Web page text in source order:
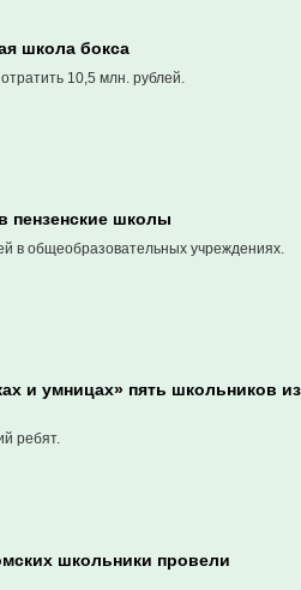
школа бокса
10,5 млн. рублей.
пензенские школы
в общеобразовательных учреждениях.
и умницах» пять школьников из
ребят.
школьники провели